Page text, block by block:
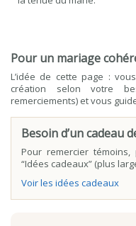
Pour un mariage
L’idée de cette page :
création selon votre
remerciements) et vous
Besoin d’un cadeau
Pour remercier
“Idées cadeaux” (plus
Voir les idées cadeaux